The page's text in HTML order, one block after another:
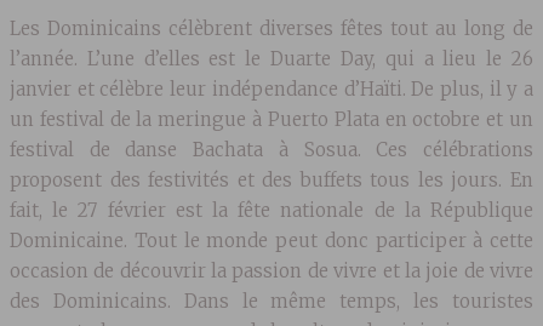
Les Dominicains célèbrent diverses fêtes tout au long de
l’année. L’une d’elles est le Duarte Day, qui a lieu le 26
janvier et célèbre leur indépendance d’Haïti. De plus, il y a
un festival de la meringue à Puerto Plata en octobre et un
festival de danse Bachata à Sosua. Ces célébrations
proposent des festivités et des buffets tous les jours. En
fait, le 27 février est la fête nationale de la République
Dominicaine. Tout le monde peut donc participer à cette
occasion de découvrir la passion de vivre et la joie de vivre
des Dominicains. Dans le même temps, les touristes